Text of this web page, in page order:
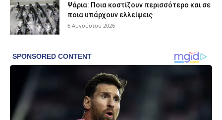
Ψάρια: Ποια κοστίζουν περισσότερο και σε
ποια υπάρχουν ελλείψεις
6 Αυγούστου 2026